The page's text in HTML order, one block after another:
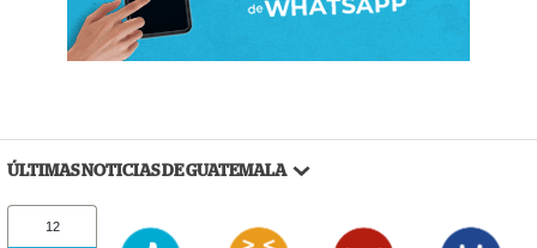
ÚLTIMAS NOTICIAS DE GUATEMALA
12